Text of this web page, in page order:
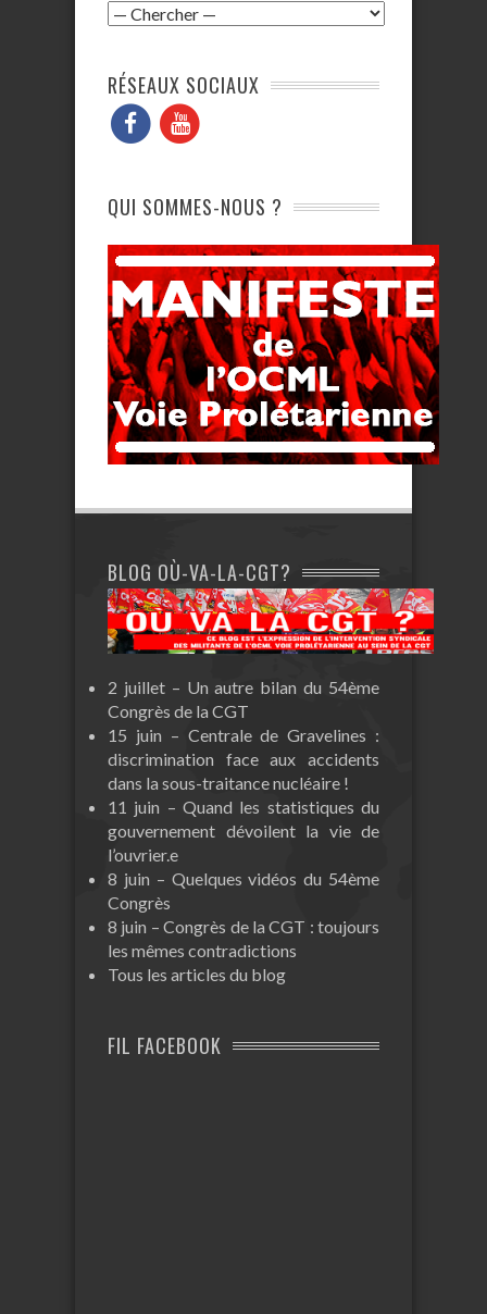
RÉSEAUX SOCIAUX
QUI SOMMES-NOUS ?
BLOG OÙ-VA-LA-CGT?
2 juillet – Un autre bilan du 54ème
Congrès de la CGT
15 juin – Centrale de Gravelines :
discrimination face aux accidents
dans la sous-traitance nucléaire !
11 juin – Quand les statistiques du
gouvernement dévoilent la vie de
l’ouvrier.e
8 juin – Quelques vidéos du 54ème
Congrès
8 juin – Congrès de la CGT : toujours
les mêmes contradictions
Tous les articles du blog
FIL FACEBOOK